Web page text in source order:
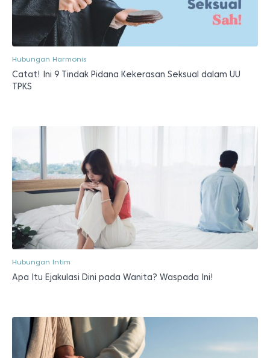
Hubungan Harmonis
Catat! Ini 9 Tindak Pidana Kekerasan Seksual dalam UU
TPKS
Hubungan Intim
Apa Itu Ejakulasi Dini pada Wanita? Waspada Ini!